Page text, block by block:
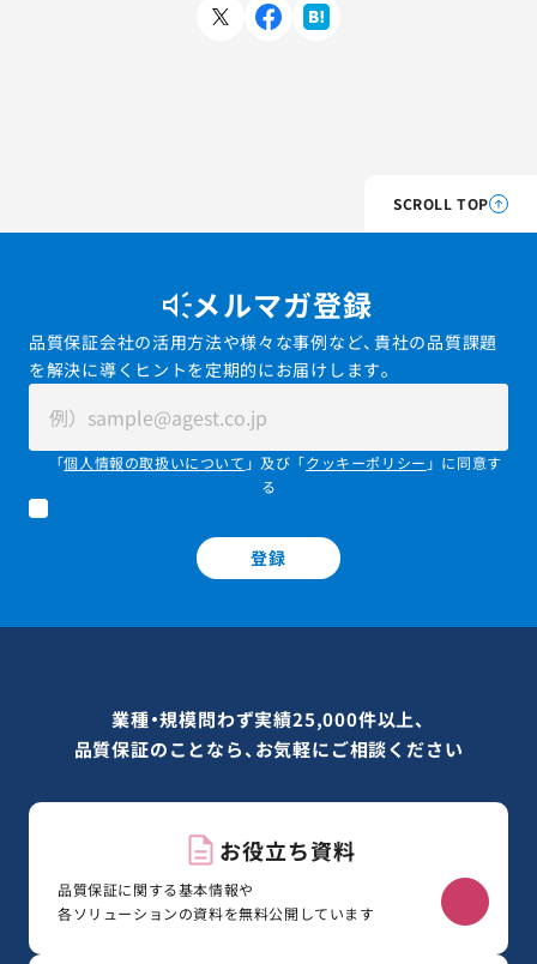
SCROLL TOP
メルマガ登録
品質保証会社の活用方法や様々な事例など、貴社の品質課題
を解決に導くヒントを定期的にお届けします。
「個人情報の取扱いについて 」及び「クッキーポリシー 」に同意す
る
登録
業種・規模問わず実績25,000件以上、
品質保証のことなら、お気軽にご相談ください
お役立ち資料
品質保証に関する基本情報や
各ソリューションの資料を無料公開しています